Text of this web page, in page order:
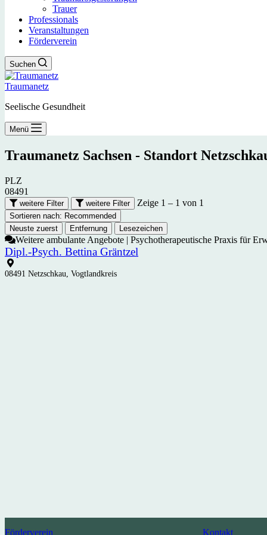
Trauer
Professionals
Veranstaltungen
Förderverein
Suchen
Traumanetz
Seelische Gesundheit
Menü
Traumanetz Sachsen - Standort
PLZ
08491
weitere Filter weitere Filter Zeige 1 – 1 von 1
Sortieren nach: Recommended
Neuste zuerst
Entfernung Lesezeichen
Weitere ambulante Angebote | Psychotherapeutische Praxis für
Dipl.-Psych. Bettina Gräntzel
08491 Netzschkau, Vogtlandkreis
Förderverein Kontakt